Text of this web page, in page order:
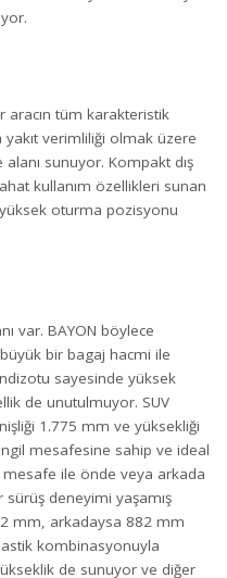
aracın tüm karakteristik
yakıt verimliliği olmak üzere
sunuyor. Kompakt dış
kullanım özellikleri sunan
oturma pozisyonu
var. BAYON böylece
bir bagaj hacmi ile
sayesinde yüksek
de unutulmuyor. SUV
1.775 mm ve yüksekliği
mesafesine sahip ve ideal
ile önde veya arkada
deneyimi yaşamış
mm, arkadaysa 882 mm
kombinasyonuyla
de sunuyor ve diğer